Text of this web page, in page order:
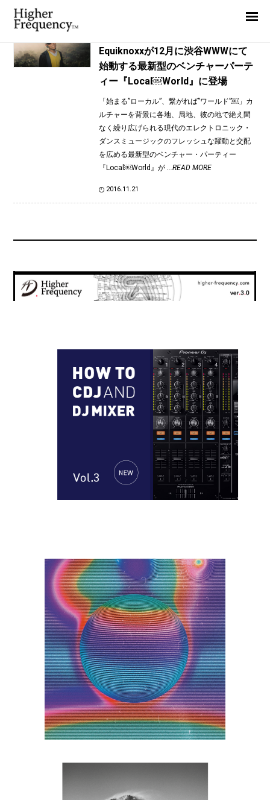
TAG: ZONE UNKNOWN
Equiknoxxが12月に渋谷WWWにて
始動する最新型のベンチャーパーテ
ィー『Local￼World』に登場
「始まる”ローカル”、繋がれば”ワールド”￼」カ
ルチャーを背景に各地、局地、彼の地で絶え間
なく繰り広げられる現代のエレクトロニック・
ダンスミュージックのフレッシュな躍動と交配
を広める最新型のベンチャー・パーティー
『Local￼World』が ...READ MORE
2016.11.21
News
Interview
Report